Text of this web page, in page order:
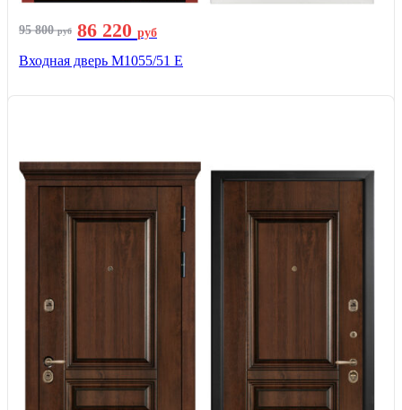
95 800руб 86 220 руб
Входная дверь М1055/51 Е